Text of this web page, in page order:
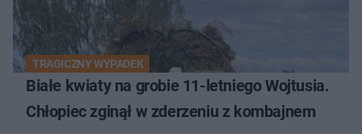
TRAGICZNY WYPADEK
Białe kwiaty na grobie 11-letniego Wojtusia.
Chłopiec zginął w zderzeniu z kombajnem